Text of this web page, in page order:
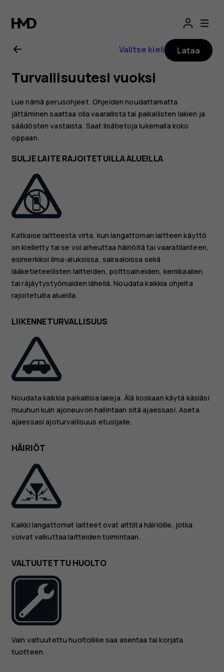
Nokia
G21
käyttöopas
Valitse kieli Lataa
Turvallisuutesi vuoksi
Lue nämä perusohjeet. Ohjeiden noudattamatta
jättäminen saattaa olla vaarallista tai paikallisten lakien ja
säädösten vastaista. Saat lisätietoja lukemalla koko
oppaan.
SULJE LAITE RAJOITETUILLA ALUEILLA
Katkaise laitteesta virta, kun langattoman laitteen käyttö
on kielletty tai se voi aiheuttaa häiriöitä tai vaaratilanteen,
esimerkiksi ilma-aluksissa, sairaaloissa sekä
lääketieteellisten laitteiden, polttoaineiden, kemikaalien
tai räjäytystyömaiden lähellä. Noudata kaikkia ohjeita
rajoitetuilla alueilla.
LIIKENNETURVALLISUUS
Noudata kaikkia paikallisia lakeja. Älä koskaan käytä käsiäsi
muuhun kuin ajoneuvon hallintaan sitä ajaessasi. Aseta
ajaessasi ajoturvallisuus etusijalle.
HÄIRIÖT
Kaikki langattomat laitteet ovat alttiita häiriöille, jotka
voivat vaikuttaa laitteiden toimintaan.
VALTUUTETTU HUOLTO
Vain valtuutettu huoltoliike saa asentaa tai korjata
tuotteen.